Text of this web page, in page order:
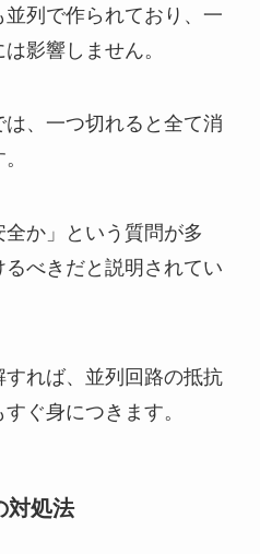
列で作られており、一
影響しません。
、一つ切れると全て消
か」という質問が多
べきだと説明されてい
れば、並列回路の抵抗
ぐ身につきます。
対処法